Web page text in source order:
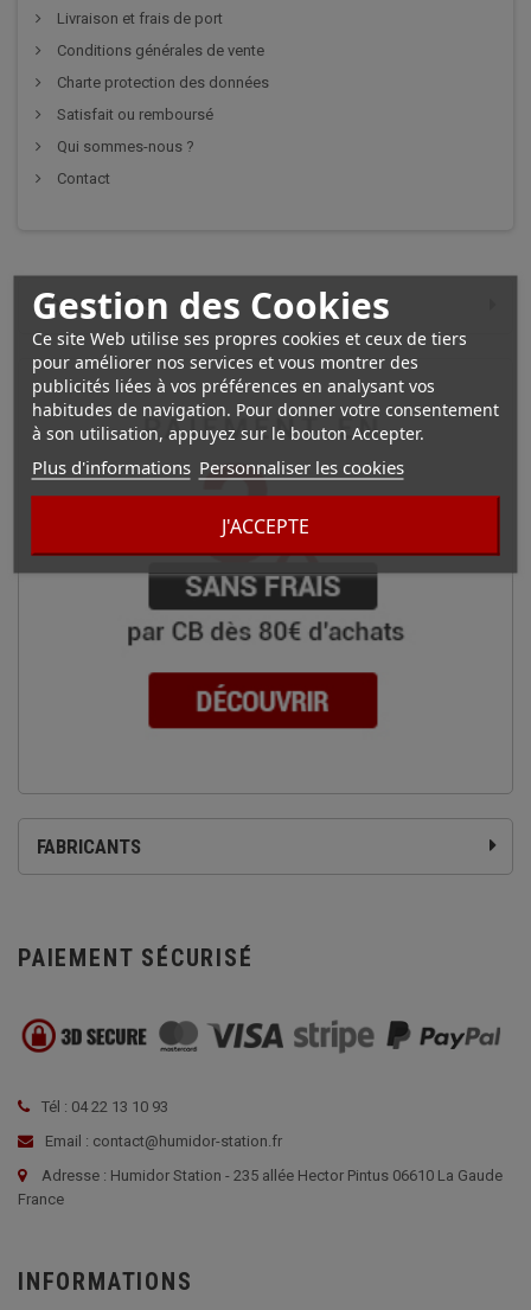
Gestion des Cookies
Ce site Web utilise ses propres cookies et ceux de tiers
pour améliorer nos services et vous montrer des
publicités liées à vos préférences en analysant vos
habitudes de navigation. Pour donner votre consentement
à son utilisation, appuyez sur le bouton Accepter.
Plus d'informations Personnaliser les cookies
J'ACCEPTE
NOUVEAUTÉS
FABRICANTS
Livraison et frais de port
Conditions générales de vente
Charte protection des données
Satisfait ou remboursé
Qui sommes-nous ?
Contact
PAIEMENT SÉCURISÉ
Tél : 04 22 13 10 93
Email : contact@humidor-station.fr
Adresse : Humidor Station - 235 allée Hector Pintus 06610 La Gaude
France
INFORMATIONS